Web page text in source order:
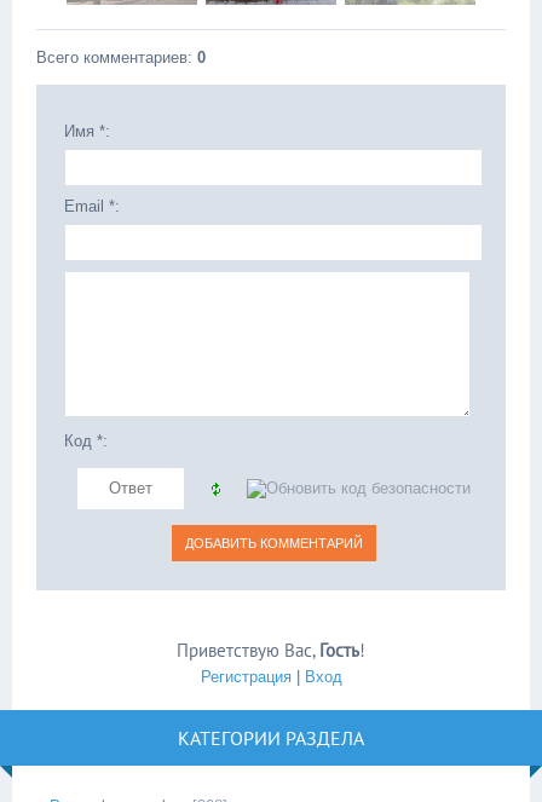
Всего комментариев: 0
Имя *:
Email *:
Код *:
Приветствую Вас, Гость!
Регистрация| Вход
КАТЕГОРИИ РАЗДЕЛА